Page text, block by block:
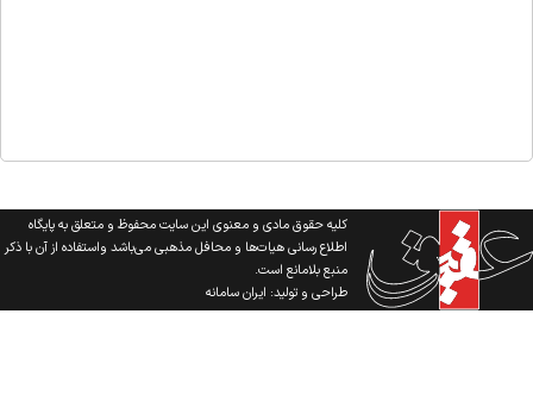
کلیه حقوق مادی و معنوی این سایت محفوظ و متعلق به پایگاه
اطلاع رسانی هیات‌ها و محافل مذهبی می‌باشد واستفاده از آن با ذکر
منبع بلامانع است.
طراحی و تولید:ایران سامانه